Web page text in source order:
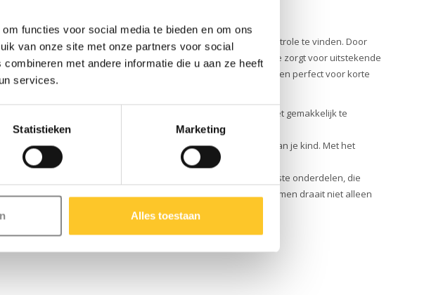
functies voor social media te bieden en om ons
van onze site met onze partners voor social
met andere informatie die u aan ze heeft
services.
Statistieken Marketing
Alles toestaan
ultralicht en helpt jonge kinderen moeiteloos balans en controle te vinden. Door
een fiets met pedalen naadloos maakt. Het magnesium frame zorgt voor uitstekende
producten zijn vriendelijk voor de planeet, ruimtebesparend en perfect voor korte
de helft lichter is dan vergelijkbare modellen. Dit maakt het gemakkelijk te
Lite zijn gemaakt van EVA Foam.
zadelhoogte
past de fiets altijd perfect bij de lengte van je kind. Met het
ontworpen in Zwitserland en vervaardigd met de allerbeste onderdelen, die
Micro producten jarenlang meegaan. Duurzaam ondernemen draait niet alleen
de ESG-richtlijnen.